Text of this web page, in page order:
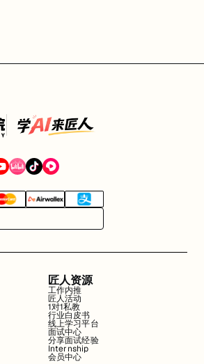
匠人资源
工作内推
匠人活动
1对1私教
行业白皮书
线上学习平台
面试中心
分享面试经验
Internship
会员中心